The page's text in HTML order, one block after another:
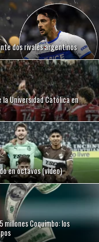
dos rivales argentinos
Universidad Católica en
en octavos (video)
millones Coquimbo: los